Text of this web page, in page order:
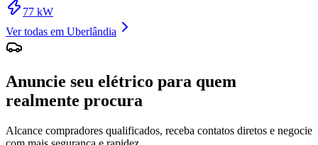
77 kW
Ver todas em Uberlândia
Anuncie seu elétrico para quem
realmente procura
Alcance compradores qualificados, receba contatos diretos e negocie